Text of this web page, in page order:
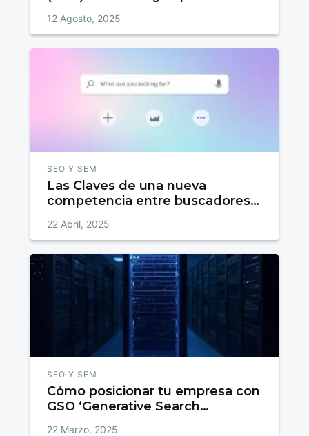
12 Agosto, 2025
SEO Y SEM
Las Claves de una nueva
competencia entre buscadores
Perplexity
22 Abril, 2025
SEO Y SEM
Cómo posicionar tu empresa con
GSO ‘Generative Search
22 Marzo, 2025